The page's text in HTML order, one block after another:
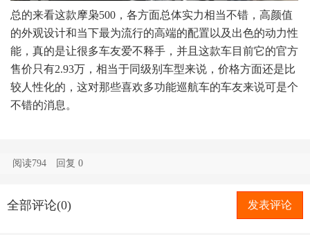
总的来看这款摩枭500，各方面总体实力相当不错，高颜值
的外观设计和当下最为流行的高端的配置以及出色的动力性
能，真的是让很多车友爱不释手，并且这款车目前它的官方
售价只有2.93万，相当于同级别车型来说，价格方面还是比
较人性化的，这对那些喜欢多功能巡航车的车友来说可是个
不错的消息。
阅读794 回复0
全部评论(0) 发表评论